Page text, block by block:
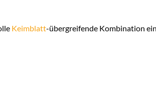
Keimblatt-übergreifende Kombination